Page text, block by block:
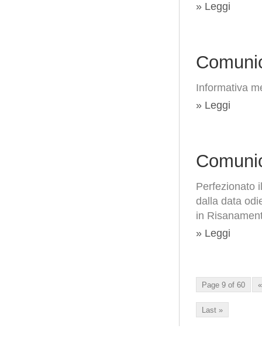
» Leggi
Informativa
» Leggi
Perfezionato
dalla data
in
» Leggi
Page 9 of 60
Last »